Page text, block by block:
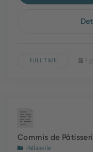
FULL TIME 7
Commis de
Patisserie